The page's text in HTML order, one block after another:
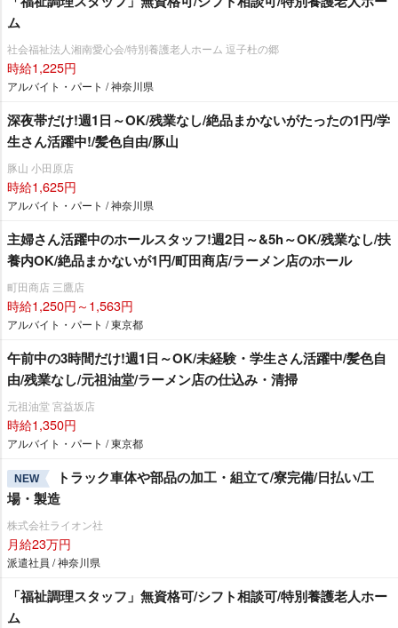
ム
社会福祉法人湘南愛心会/特別養護老人ホーム 逗子杜の郷
時給1,225円
アルバイト・パート / 神奈川県
深夜帯だけ!週1日～OK/残業なし/絶品まかないがたったの1円/学
生さん活躍中!/髪色自由/豚山
豚山 小田原店
時給1,625円
アルバイト・パート / 神奈川県
主婦さん活躍中のホールスタッフ!週2日～&5h～OK/残業なし/扶
養内OK/絶品まかないが1円/町田商店/ラーメン店のホール
町田商店 三鷹店
時給1,250円～1,563円
アルバイト・パート / 東京都
午前中の3時間だけ!週1日～OK/未経験・学生さん活躍中/髪色自
由/残業なし/元祖油堂/ラーメン店の仕込み・清掃
元祖油堂 宮益坂店
時給1,350円
アルバイト・パート / 東京都
NEW
トラック車体や部品の加工・組立て/寮完備/日払い/工
場・製造
株式会社ライオン社
月給23万円
派遣社員 / 神奈川県
「福祉調理スタッフ」無資格可/シフト相談可/特別養護老人ホー
ム